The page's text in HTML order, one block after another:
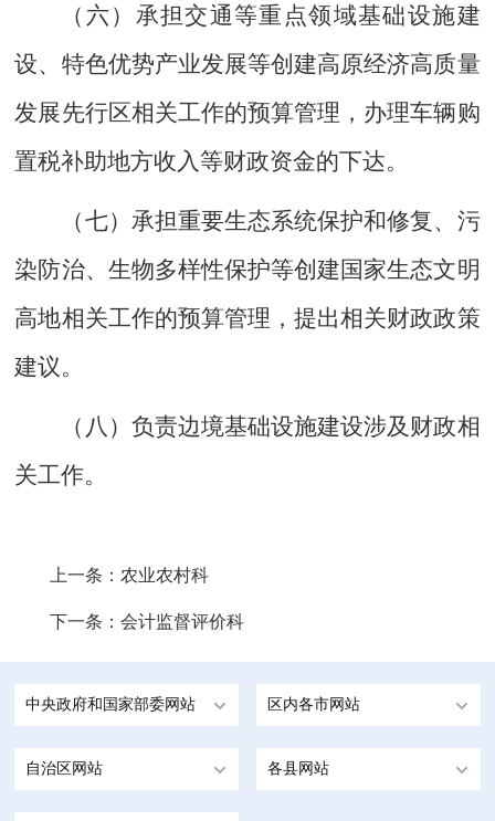
（六）承担交通等重点领域基础设施建
设、特色优势产业发展等创建高原经济高质量
发展先行区相关工作的预算管理，办理车辆购
置税补助地方收入等财政资金的下达。
（七）承担重要生态系统保护和修复、污
染防治、生物多样性保护等创建国家生态文明
高地相关工作的预算管理，提出相关财政政策
建议。
（八）负责边境基础设施建设涉及财政相
关工作。
上一条：农业农村科
下一条：会计监督评价科
中央政府和国家部委网站 区内各市网站
自治区网站 各县网站